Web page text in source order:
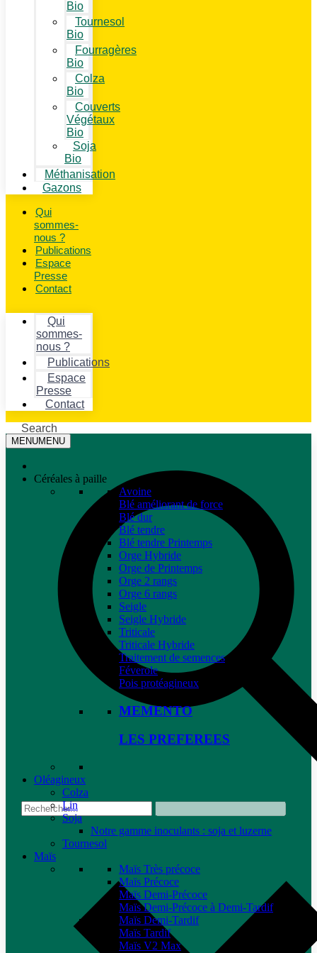
Bio
Tournesol
Bio
Fourragères
Bio
Colza
Bio
Couverts
Végétaux
Bio
Soja
Bio
Méthanisation
Gazons
Qui
sommes-
nous ?
Publications
Espace
Presse
Contact
Qui
sommes-
nous ?
Publications
Espace
Presse
Contact
Search
MENUMENU
Céréales à paille
Avoine
Blé améliorant de force
Blé dur
Blé tendre
Blé tendre Printemps
Orge Hybride
Orge de Printemps
Orge 2 rangs
Orge 6 rangs
Seigle
Seigle Hybride
Triticale
Triticale Hybride
Traitement de semences
Féverole
Pois protéagineux
MEMENTO
LES PREFEREES
Oléagineux
Colza
Lin
Soja
Notre gamme inoculants : soja et luzerne
Tournesol
Maïs
Maïs Très précoce
Maïs Précoce
Maïs Demi-Précoce
Maïs Demi-Précoce à Demi-Tardif
Maïs Demi-Tardif
Maïs Tardif
Maïs V2 Max